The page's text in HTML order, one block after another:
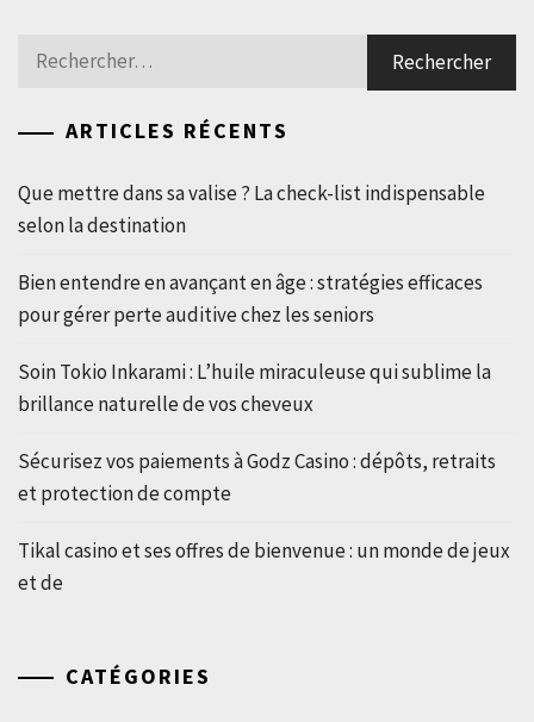
Rechercher :
ARTICLES RÉCENTS
Que mettre dans sa valise ? La check-list indispensable
selon la destination
Bien entendre en avançant en âge : stratégies efficaces
pour gérer perte auditive chez les seniors
Soin Tokio Inkarami : L’huile miraculeuse qui sublime la
brillance naturelle de vos cheveux
Sécurisez vos paiements à Godz Casino : dépôts, retraits
et protection de compte
Tikal casino et ses offres de bienvenue : un monde de jeux
et de
CATÉGORIES